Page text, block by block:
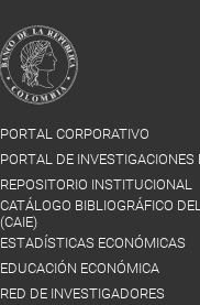
PORTAL CORPORATIVO
PORTAL DE INVESTIGACIONES
REPOSITORIO INSTITUCIONAL
CATÁLOGO BIBLIOGRÁFICO
(CAIE)
ESTADÍSTICAS ECONÓMICAS
EDUCACIÓN ECONÓMICA
RED DE INVESTIGADORES